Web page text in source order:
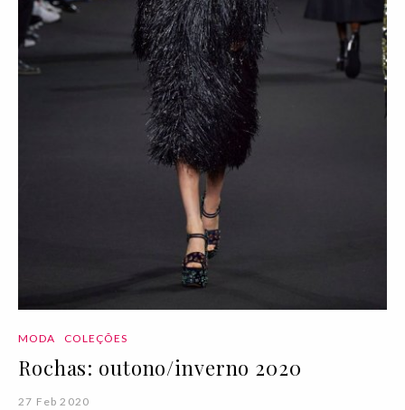
MODA COLEÇÕES
Rochas: outono/inverno 2020
27 Feb 2020